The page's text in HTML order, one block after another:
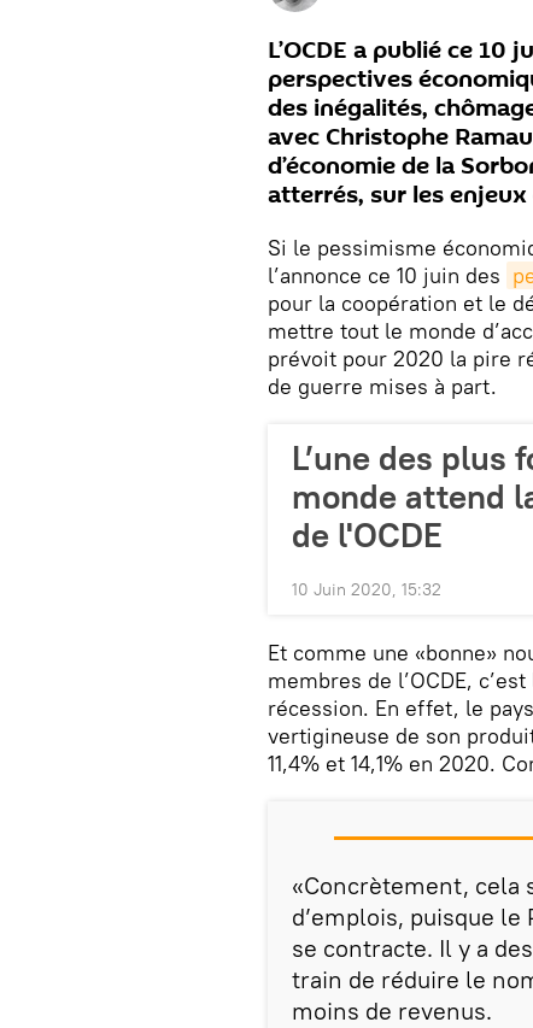
L’OCDE a publié ce
perspectives
des inégalités,
avec Christophe
d’économie de la
atterrés, sur les
Si le pessimisme
l’annonce ce 10 juin des
pour la coopération et le
mettre tout le monde
prévoit pour 2020 la pire
de guerre mises à part.
L’une des plus
monde attend
de l'OCDE
10 Juin 2020, 15:32
Et comme une «bonne»
membres de l’OCDE,
récession. En effet, le
vertigineuse de son
11,4% et 14,1% en 2020.
«Concrètement, cela
d’emplois, puisque
se contracte. Il y a
train de réduire le
moins de revenus.